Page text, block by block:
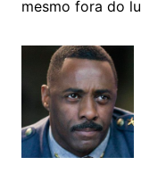
mesmo fora do